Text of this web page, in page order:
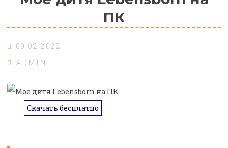
ПК
09.02.2022
ADMIN
Скачать бесплатно